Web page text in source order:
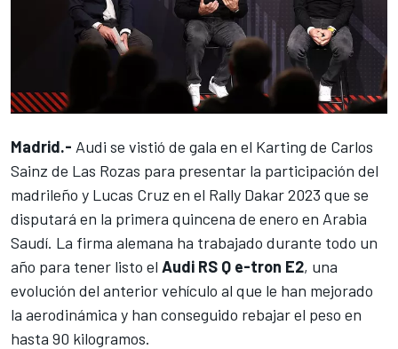
Madrid.- Audi se vistió de gala en el Karting de Carlos
Sainz de Las Rozas para presentar la participación del
madrileño y Lucas Cruz en el Rally Dakar 2023 que se
disputará en la primera quincena de enero en Arabia
Saudí. La firma alemana ha trabajado durante todo un
año para tener listo el Audi RS Q e-tron E2, una
evolución del anterior vehículo al que le han mejorado
la aerodinámica y han conseguido rebajar el peso en
hasta 90 kilogramos.